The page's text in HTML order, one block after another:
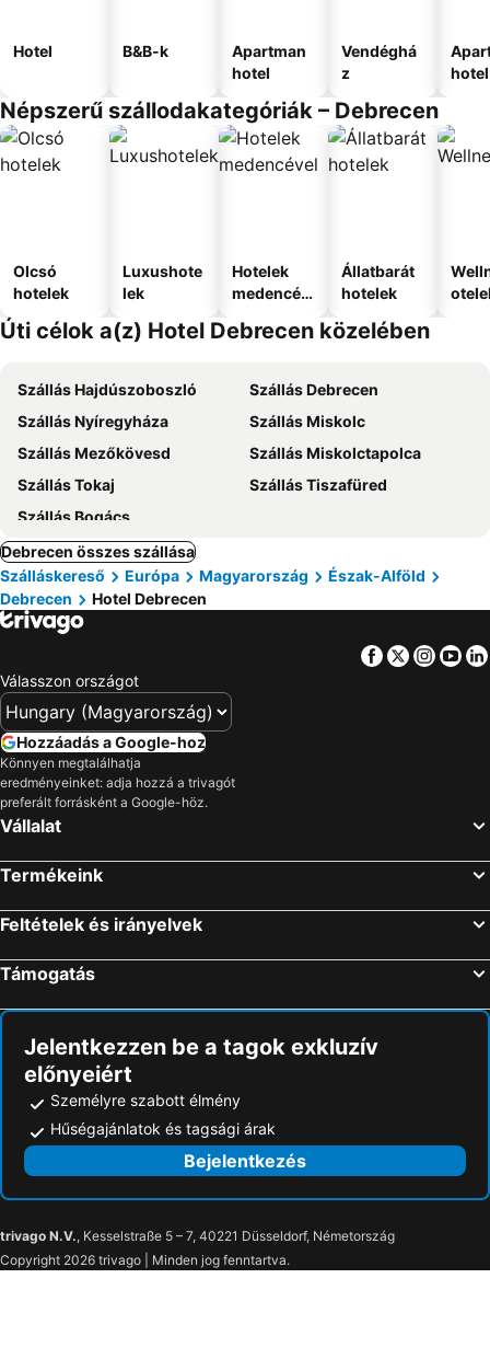
Hotel B&B-k
Apartman
hotel
Vendéghá
z
hotel
Népszerű szállodakategóriák – Debrecen
Olcsó
hotelek
Luxushote
lek
Hotelek
medencév
Állatbarát
hotelek
Úti célok a(z) Hotel Debrecen közelében
Szállás Hajdúszoboszló
Szállás Debrecen
Szállás Nyíregyháza
Szállás Miskolc
Szállás Mezőkövesd
Szállás Miskolctapolca
Szállás Tokaj
Szállás Tiszafüred
Szállás Bogács
Debrecen összes szállása
Szálláskereső
Európa Magyarország
Észak-Alföld
Debrecen
Hotel Debrecen
Facebook
Twitter
Válasszon országot
Hozzáadás a Google-hoz
Könnyen megtalálhatja
eredményeinket: adja hozzá a trivagót
preferált forrásként a Google-höz.
Vállalat
Termékeink
Feltételek és irányelvek
Támogatás
Jelentkezzen be a tagok exkluzív
előnyeiért
Személyre szabott élmény
Hűségajánlatok és tagsági árak
Bejelentkezés
trivago N.V., Kesselstraße 5 – 7, 40221 Düsseldorf, Németország
Copyright 2026 trivago | Minden jog fenntartva.